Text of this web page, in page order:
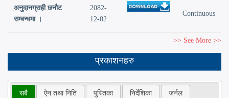
अनुदानग्राही छनौट
सम्बन्धमा ।
2082-
12-02
Continuous
>> See More >>
प्रकाशनहरु
सबै ऐन तथा निति पुस्तिका निर्देशिका जर्नल